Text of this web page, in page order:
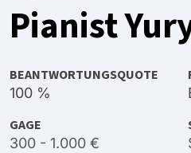
Pianist
BEANTWORTUNGSQUOTE
100 %
GAGE
300 - 1.000 €